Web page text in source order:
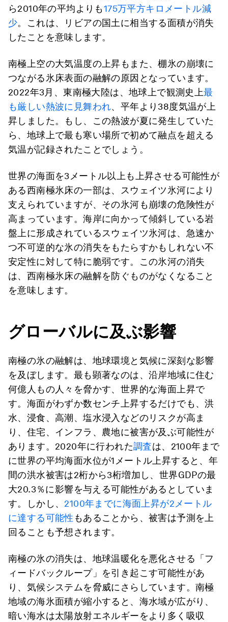
ら2010年の平均よりも175万平方キロメートル減
少。これは、リビアの国土に相当する面積が消失
したことを意味します。
南極上空の大気温度の上昇もまた、棚氷の崩壊に
つながる氷床表面の融解の原因となっています。
2022年3月、東南極大陸は、地球上で観測史上最
も厳しい熱波に見舞われ、平年より38度気温が上
昇しました。もし、この熱波が夏に発生していた
ら、地球上で最も寒い場所で初めて融点を超える
気温が記録されたことでしょう。
世界の海面を3メートル以上も上昇させる可能性が
ある西南極氷床の一部は、スウェイツ氷河により
支えられていますが、その氷河も崩壊の危険性が
高まっています。海岸に向かって傾斜している岩
盤上に形成されているスウェイツ氷河は、急速か
つ不可逆的な氷の消失をもたらすかもしれない不
安定性に対して特に脆弱です。この氷河の消失
は、西南極氷床の融解を防ぐものがなくなること
を意味します。
グローバルに及ぶ影響
南極の氷の融解は、地球環境と気候に深刻な影響
を及ぼします。最も顕著なのは、沿岸地域に住む
何億人もの人々を脅かす、世界的な海面上昇で
す。海面がわずか数センチ上昇するだけでも、洪
水、浸食、高潮、塩水浸入などのリスクが高ま
り、住宅、インフラ、農地に被害が及ぶ可能性が
あります。2020年に行われた調査は、2100年まで
に世界の平均海面水位が1メートル上昇すると、年
間の洪水被害は2桁から3桁増加し、世界GDPの最
大20.3％に影響を与える可能性があるとしていま
す。しかし、 2100年までに海面上昇が2メートル
に達する可能性 もあることから、被害は予測を上
回ることも予想されます。
南極の氷の消失は、地球温暖化を悪化させる「フ
ィードバックループ」を引き起こす可能性があ
り、気候システムを脅威にさらしています。南極
地域の海氷面積が縮小すると、海水域が広がり、
暗い海水は太陽放射エネルギーをより多く吸収